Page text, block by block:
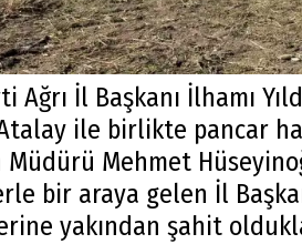
Ağrı İl Başkanı İlhamı
ile birlikte pancar
Müdürü Mehmet
bir araya gelen İl
yakından şahit